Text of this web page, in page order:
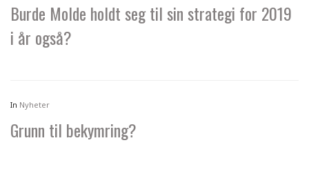
Burde Molde holdt seg til sin strategi for 2019
i år også?
In Nyheter
Grunn til bekymring?